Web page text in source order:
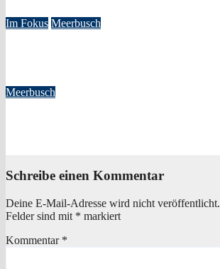
Im Fokus Meerbusch
Meerbusch
Schreibe einen Kommentar
Deine E-Mail-Adresse wird nicht veröffentlicht.
Felder sind mit * markiert
Kommentar *